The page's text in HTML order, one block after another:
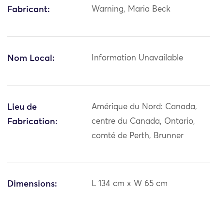
Fabricant: Warning, Maria Beck
Nom Local: Information Unavailable
Lieu de
Fabrication:
Amérique du Nord: Canada,
centre du Canada, Ontario,
comté de Perth, Brunner
Dimensions: L 134 cm x W 65 cm